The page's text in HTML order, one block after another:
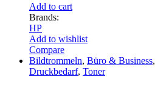
Add to cart
Brands:
HP
Add to wishlist
Compare
Bildtrommeln, Büro & Business,
Druckbedarf, Toner